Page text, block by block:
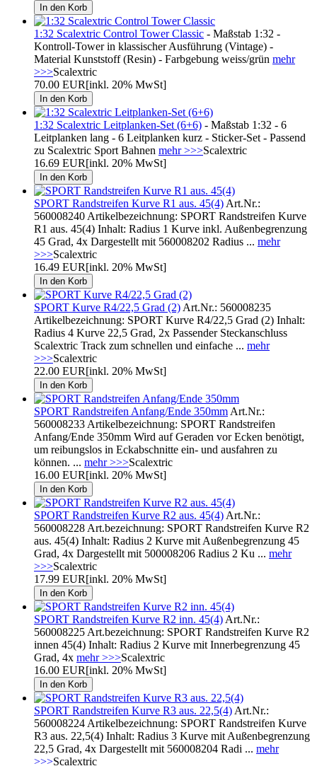
1:32 Scalextric Control Tower Classic - Maßstab 1:32 -
Kontroll-Tower in klassischer Ausführung (Vintage) -
Material Kunststoff (Resin) - Farbgebung weiss/grün mehr
>>>Scalextric
70.00 EUR[inkl. 20% MwSt]
1:32 Scalextric Leitplanken-Set (6+6) - Maßstab 1:32 - 6
Leitplanken lang - 6 Leitplanken kurz - Sticker-Set - Passend
zu Scalextric Sport Bahnen mehr >>>Scalextric
16.69 EUR[inkl. 20% MwSt]
SPORT Randstreifen Kurve R1 aus. 45(4) Art.Nr.:
560008240 Artikelbezeichnung: SPORT Randstreifen Kurve
R1 aus. 45(4) Inhalt: Radius 1 Kurve inkl. Außenbegrenzung
45 Grad, 4x Dargestellt mit 560008202 Radius ... mehr
>>>Scalextric
16.49 EUR[inkl. 20% MwSt]
SPORT Kurve R4/22,5 Grad (2) Art.Nr.: 560008235
Artikelbezeichnung: SPORT Kurve R4/22,5 Grad (2) Inhalt:
Radius 4 Kurve 22,5 Grad, 2x Passender Steckanschluss
Scalextric Track zum schnellen und einfache ... mehr
>>>Scalextric
22.00 EUR[inkl. 20% MwSt]
SPORT Randstreifen Anfang/Ende 350mm Art.Nr.:
560008233 Artikelbezeichnung: SPORT Randstreifen
Anfang/Ende 350mm Wird auf Geraden vor Ecken benötigt,
um reibungslos in Eckabschnitte ein- und ausfahren zu
können. ... mehr >>>Scalextric
16.00 EUR[inkl. 20% MwSt]
SPORT Randstreifen Kurve R2 aus. 45(4) Art.Nr.:
560008228 Art.bezeichnung: SPORT Randstreifen Kurve R2
aus. 45(4) Inhalt: Radius 2 Kurve mit Außenbegrenzung 45
Grad, 4x Dargestellt mit 500008206 Radius 2 Ku ... mehr
>>>Scalextric
17.99 EUR[inkl. 20% MwSt]
SPORT Randstreifen Kurve R2 inn. 45(4) Art.Nr.:
560008225 Art.bezeichnung: SPORT Randstreifen Kurve R2
innen 45(4) Inhalt: Radius 2 Kurve mit Innerbegrenzung 45
Grad, 4x mehr >>>Scalextric
16.00 EUR[inkl. 20% MwSt]
SPORT Randstreifen Kurve R3 aus. 22,5(4) Art.Nr.:
560008224 Artikelbezeichnung: SPORT Randstreifen Kurve
R3 aus. 22,5(4) Inhalt: Radius 3 Kurve mit Außenbegrenzung
22,5 Grad, 4x Dargestellt mit 560008204 Radi ... mehr
>>>Scalextric